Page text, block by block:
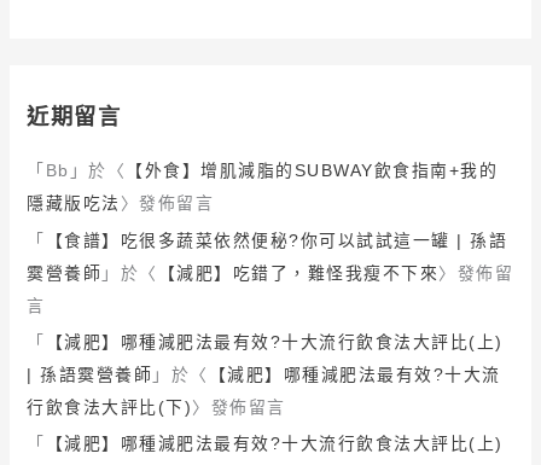
近期留言
「 Bb 」於〈
【外食】增肌減脂的SUBWAY飲食指南+我的
隱藏版吃法 〉發佈留言
「
【食譜】吃很多蔬菜依然便秘?你可以試試這一罐 | 孫語
霙營養師 」於〈 【減肥】吃錯了，難怪我瘦不下來〉發佈留
言
「
【減肥】哪種減肥法最有效?十大流行飲食法大評比(上)
| 孫語霙營養師 」於〈
【減肥】哪種減肥法最有效?十大流
行飲食法大評比(下)〉發佈留言
「
【減肥】哪種減肥法最有效?十大流行飲食法大評比(上)